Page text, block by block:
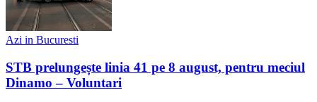
Azi in Bucuresti
STB prelungește linia 41 pe 8 august, pentru meciul
Dinamo – Voluntari